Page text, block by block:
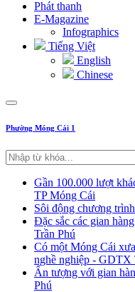
Phát thanh
E-Magazine
Infographics
Tiếng Việt
English
Chinese
Phường Móng Cái 1
Gần 100.000 lượt
TP Móng Cái
Sôi động chương
Đặc sắc các gian
Trần Phú
Có một Móng Cái
nghề nghiệp - GDTX
Ấn tượng với gian
Phú